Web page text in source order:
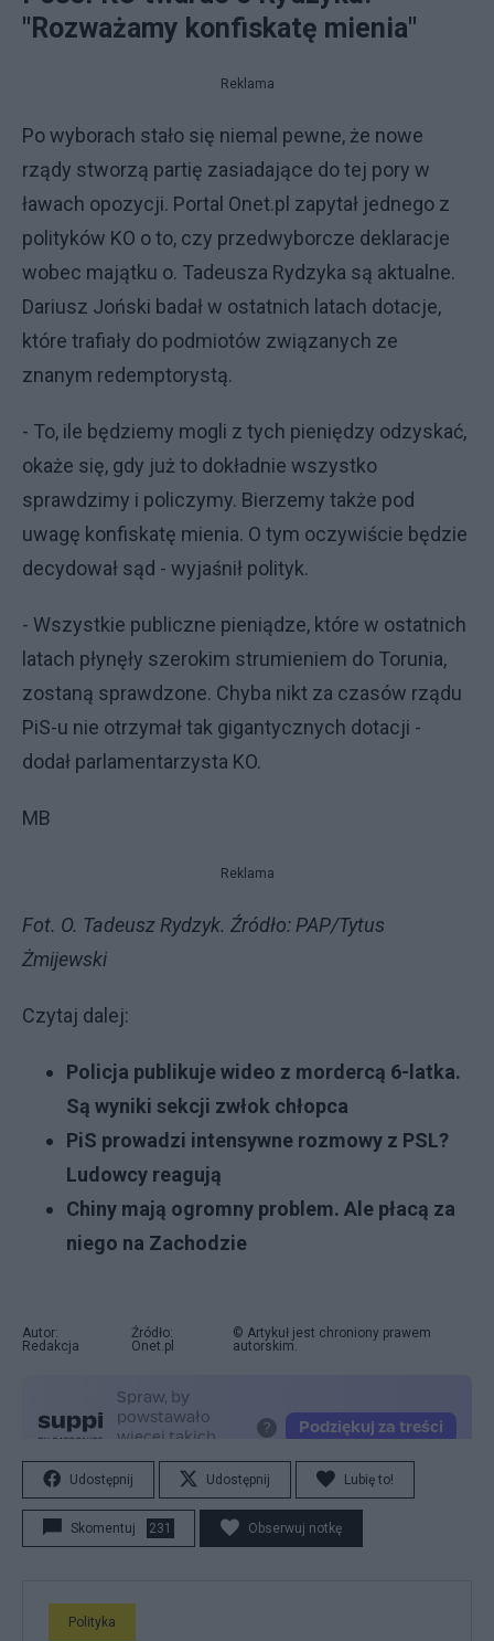
"Rozważamy konfiskatę mienia"
Reklama
Po wyborach stało się niemal pewne, że nowe
rządy stworzą partię zasiadające do tej pory w
ławach opozycji. Portal Onet.pl zapytał jednego z
polityków KO o to, czy przedwyborcze deklaracje
wobec majątku o. Tadeusza Rydzyka są aktualne.
Dariusz Joński badał w ostatnich latach dotacje,
które trafiały do podmiotów związanych ze
znanym redemptorystą.
- To, ile będziemy mogli z tych pieniędzy odzyskać,
okaże się, gdy już to dokładnie wszystko
sprawdzimy i policzymy. Bierzemy także pod
uwagę konfiskatę mienia. O tym oczywiście będzie
decydował sąd - wyjaśnił polityk.
- Wszystkie publiczne pieniądze, które w ostatnich
latach płynęły szerokim strumieniem do Torunia,
zostaną sprawdzone. Chyba nikt za czasów rządu
PiS-u nie otrzymał tak gigantycznych dotacji -
dodał parlamentarzysta KO.
MB
Reklama
Fot. O. Tadeusz Rydzyk. Źródło: PAP/Tytus
Żmijewski
Czytaj dalej:
Policja publikuje wideo z mordercą 6-latka.
Są wyniki sekcji zwłok chłopca
PiS prowadzi intensywne rozmowy z PSL?
Ludowcy reagują
Chiny mają ogromny problem. Ale płacą za
niego na Zachodzie
Autor:
Redakcja
Źródło:
Onet.pl
© Artykuł jest chroniony prawem
autorskim.
Udostępnij Udostępnij Lubię to!
Skomentuj 231 Obserwuj notkę
Polityka